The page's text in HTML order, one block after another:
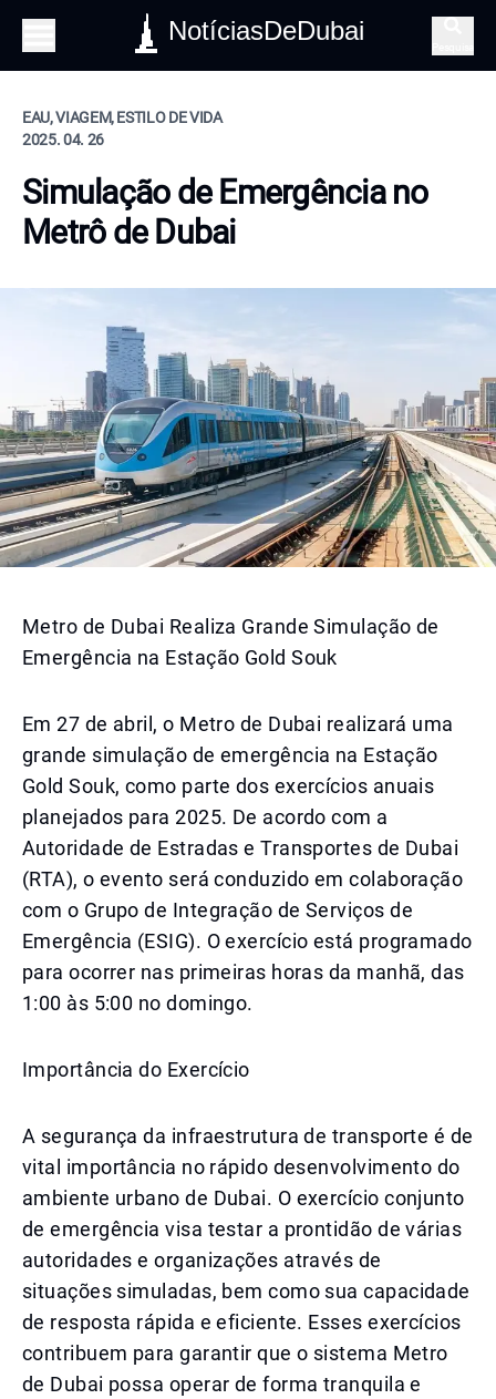
NotíciasDeDubai
EAU, VIAGEM, ESTILO DE VIDA
2025. 04. 26
Simulação de Emergência no
Metrô de Dubai
Metro de Dubai Realiza Grande Simulação de
Emergência na Estação Gold Souk
Em 27 de abril, o Metro de Dubai realizará uma
grande simulação de emergência na Estação
Gold Souk, como parte dos exercícios anuais
planejados para 2025. De acordo com a
Autoridade de Estradas e Transportes de Dubai
(RTA), o evento será conduzido em colaboração
com o Grupo de Integração de Serviços de
Emergência (ESIG). O exercício está programado
para ocorrer nas primeiras horas da manhã, das
1:00 às 5:00 no domingo.
Importância do Exercício
A segurança da infraestrutura de transporte é de
vital importância no rápido desenvolvimento do
ambiente urbano de Dubai. O exercício conjunto
de emergência visa testar a prontidão de várias
autoridades e organizações através de
situações simuladas, bem como sua capacidade
de resposta rápida e eficiente. Esses exercícios
contribuem para garantir que o sistema Metro
de Dubai possa operar de forma tranquila e